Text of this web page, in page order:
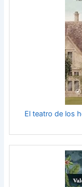
El teatro de los